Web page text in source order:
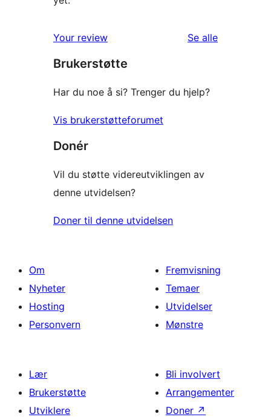
Your review Se alleomtalene
Brukerstøtte
Har du noe å si? Trenger du hjelp?
Vis brukerstøtteforumet
Donér
Vil du støtte videreutviklingen av
denne utvidelsen?
Doner til denne utvidelsen
Om
Nyheter
Hosting
Personvern
Fremvisning
Temaer
Utvidelser
Mønstre
Lær
Brukerstøtte
Utviklere
Bli involvert
Arrangementer
Doner ↗